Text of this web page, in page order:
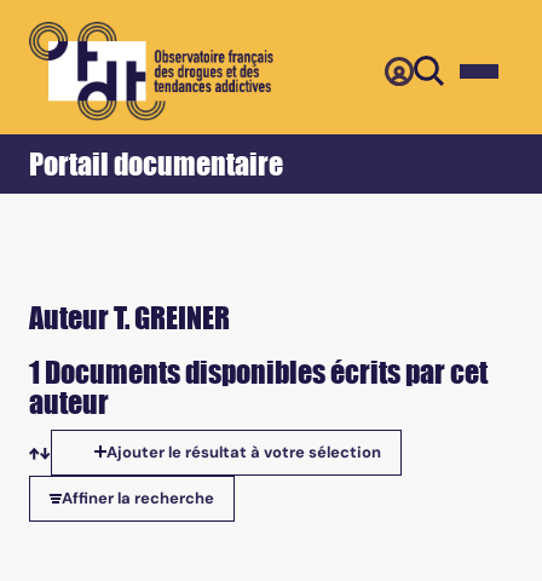
Portail documentaire
Accueil Retour
Auteur T. GREINER
1 Documents disponibles écrits par cet
auteur
Tris disponibles
Ajouter le résultat à votre sélection
Affiner la recherche